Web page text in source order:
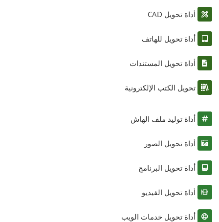
أداة تحويل CAD
أداة تحويل للهاتف
أداة تحويل المستندات
تحويل الكتب الإلكترونية
أداة توليد ملف الهاش
أداة تحويل الصور
أداة تحويل البرنامج
أداة تحويل الفيديو
أداة تحويل خدمات الويب